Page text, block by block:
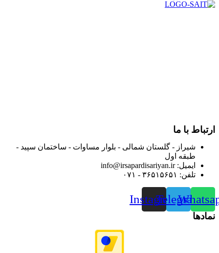
ارتباط با ما
شیراز - گلستان شمالی - بلوار مساوات - ساختمان سپید -
طبقه اول
ایمیل: info@irsapardisariyan.ir
تلفن: ۳۶۵۱۵۶۵۱ - ۰۷۱
Telegram
Instagram
نمادها